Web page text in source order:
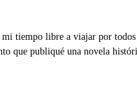
tiempo libre a viajar por todos
que publiqué una novela